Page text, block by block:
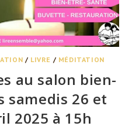
/ LIVRE / MÉDITATION
au salon bien-
samedis 26 et
2025 à 15h